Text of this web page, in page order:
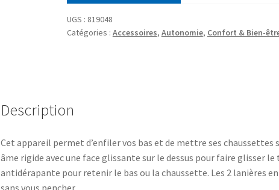
UGS : 819048
Catégories : Accessoires, Autonomie, Confort & Bien-
Description
Cet appareil permet d’enfiler vos bas et de mettre ses chaussettes
âme rigide avec une face glissante sur le dessus pour faire glisser
antidérapante pour retenir le bas ou la chaussette. Les 2 lanières
sans vous pencher.